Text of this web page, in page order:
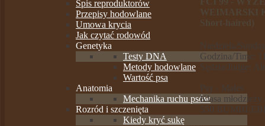
Spis reproduktorów
Przepisy hodowlane
Umowa krycia
Jak czytać rodowód
Genetyka
Testy DNA
Metody hodowlane
Wartość psa
Anatomia
Mechanika ruchu psów
Rozród i szczenięta
Kiedy kryć sukę
WEIMARSKI
Short-haired)
Niedziela/
Godzina/Time:
Sędzia/Judge:
Psy - Males
Klasa młodzieży
550